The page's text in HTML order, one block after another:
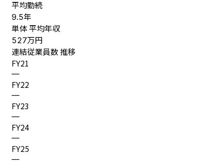
平均勤続
9.5年
単体 平均年収
527万円
連結従業員数 推移
FY21
—
FY22
—
FY23
—
FY24
—
FY25
—